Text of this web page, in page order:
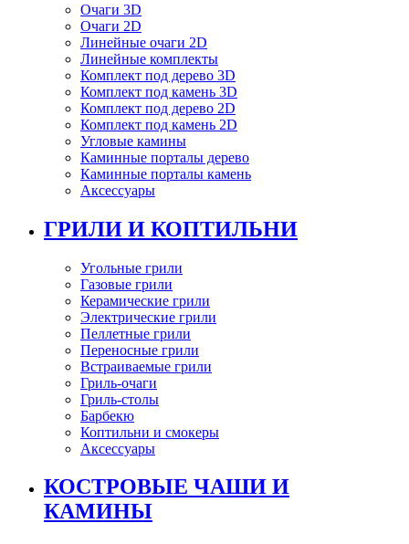
Очаги 3D
Очаги 2D
Линейные очаги 2D
Линейные комплекты
Комплект под дерево 3D
Комплект под камень 3D
Комплект под дерево 2D
Комплект под камень 2D
Угловые камины
Каминные порталы дерево
Каминные порталы камень
Аксессуары
ГРИЛИ И КОПТИЛЬНИ
Угольные грили
Газовые грили
Керамические грили
Электрические грили
Пеллетные грили
Переносные грили
Встраиваемые грили
Гриль-очаги
Гриль-столы
Барбекю
Коптильни и смокеры
Аксессуары
КОСТРОВЫЕ ЧАШИ И
КАМИНЫ